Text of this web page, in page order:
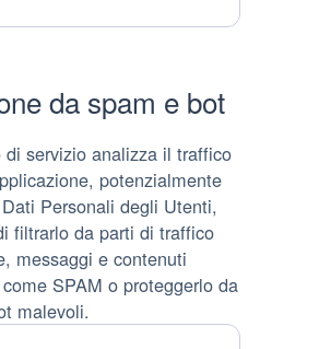
da spam e bot
servizio analizza il traffico
potenzialmente
Personali degli Utenti,
filtrarlo da parti di traffico
messaggi e contenuti
SPAM o proteggerlo da
malevoli.